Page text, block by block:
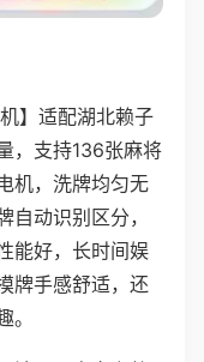
】适配湖北赖子
，支持136张麻将
机，洗牌均匀无
动识别区分，
能好，长时间娱
牌手感舒适，还